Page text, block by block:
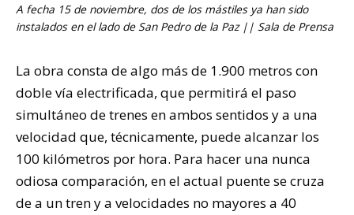
A fecha 15 de noviembre, dos de los mástiles ya han sido
instalados en el lado de San Pedro de la Paz || Sala de Prensa
La obra consta de algo más de 1.900 metros con
doble vía electrificada, que permitirá el paso
simultáneo de trenes en ambos sentidos y a una
velocidad que, técnicamente, puede alcanzar los
100 kilómetros por hora. Para hacer una nunca
odiosa comparación, en el actual puente se cruza
de a un tren y a velocidades no mayores a 40